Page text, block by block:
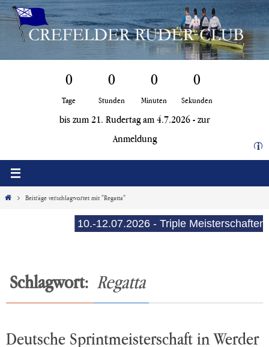
Zum
Inhalt
springen
0
Tage
0
Stunden
0
Minuten
0
Sekunden
bis zum 21. Rudertag am 4.7.2026 - zur
Anmeldung
i
Start Beiträge verschlagwortet mit "Regatta"
10.-12.07.2026 - Triple Meisterschaften
Schlagwort: Regatta
Deutsche Sprintmeisterschaft in Werder